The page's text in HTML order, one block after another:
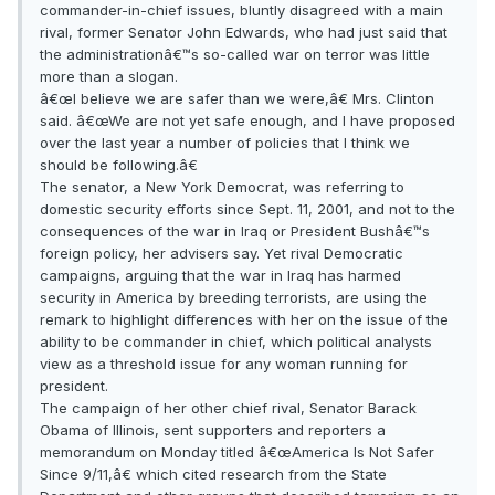
commander-in-chief issues, bluntly disagreed with a main
rival, former Senator John Edwards, who had just said that
the administrationâ€™s so-called war on terror was little
more than a slogan.
â€œI believe we are safer than we were,â€ Mrs. Clinton
said. â€œWe are not yet safe enough, and I have proposed
over the last year a number of policies that I think we
should be following.â€
The senator, a New York Democrat, was referring to
domestic security efforts since Sept. 11, 2001, and not to the
consequences of the war in Iraq or President Bushâ€™s
foreign policy, her advisers say. Yet rival Democratic
campaigns, arguing that the war in Iraq has harmed
security in America by breeding terrorists, are using the
remark to highlight differences with her on the issue of the
ability to be commander in chief, which political analysts
view as a threshold issue for any woman running for
president.
The campaign of her other chief rival, Senator Barack
Obama of Illinois, sent supporters and reporters a
memorandum on Monday titled â€œAmerica Is Not Safer
Since 9/11,â€ which cited research from the State